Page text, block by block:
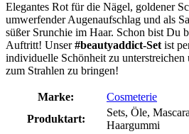
Elegantes Rot für die Nägel, goldener
umwerfender Augenaufschlag und als
süßer Srunchie im Haar. Schon bist Du
Auftritt! Unser#beautyaddict-Set ist
individuelle Schönheit zu
zum Strahlen zu bringen!
Marke:
Cosmeterie
Produktart:
Sets, Öle,
Haargummi